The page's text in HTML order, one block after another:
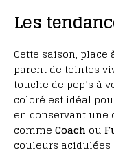
Les
Cette saison,
parent de teintes
touche de pep’s à
coloré est idéal
en conservant une
comme Coach ou
couleurs